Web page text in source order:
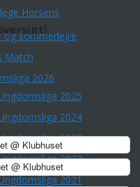
Horsens
og sommerlejre
Match
2026
2025
2024
2023
2022
2021
@ Klubhuset
@ Klubhuset